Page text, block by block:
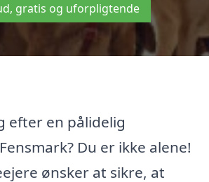
gratis og uforpligtende
efter en pålidelig
Du er ikke alene!
ønsker at sikre, at